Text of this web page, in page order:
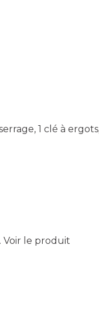
1 clé à
Voir le produit